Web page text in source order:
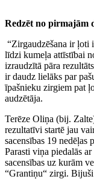
Redzēt no pirmajām
“Zirgaudzēšana ir ļoti
līdzi kumeļa attīstībai
izraudzītā pāra
ir daudz lielāks par
īpašnieku zirgiem pat
audzētāja.
Terēze Oliņa (bij.
rezultatīvi startē jau
sacensības 19 nedēļas
Parasti viņa piedalās
sacensības uz kurām
“Grantiņu“ zirgi.